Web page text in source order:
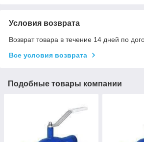
Условия возврата
Возврат товара в течение 14 дней по
Все условия возврата
Подобные товары компании